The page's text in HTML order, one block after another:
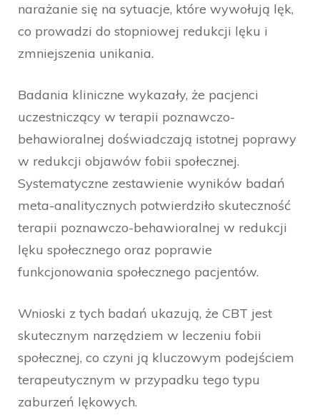
narażanie się na sytuacje, które wywołują lęk,
co prowadzi do stopniowej redukcji lęku i
zmniejszenia unikania.
Badania kliniczne wykazały, że pacjenci
uczestniczący w terapii poznawczo-
behawioralnej doświadczają istotnej poprawy
w redukcji objawów fobii społecznej.
Systematyczne zestawienie wyników badań
meta-analitycznych potwierdziło skuteczność
terapii poznawczo-behawioralnej w redukcji
lęku społecznego oraz poprawie
funkcjonowania społecznego pacjentów.
Wnioski z tych badań ukazują, że CBT jest
skutecznym narzędziem w leczeniu fobii
społecznej, co czyni ją kluczowym podejściem
terapeutycznym w przypadku tego typu
zaburzeń lękowych.